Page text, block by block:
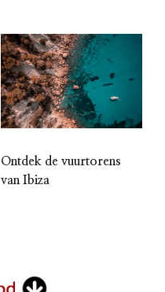
Ontdek de vuurtorens
van Ibiza